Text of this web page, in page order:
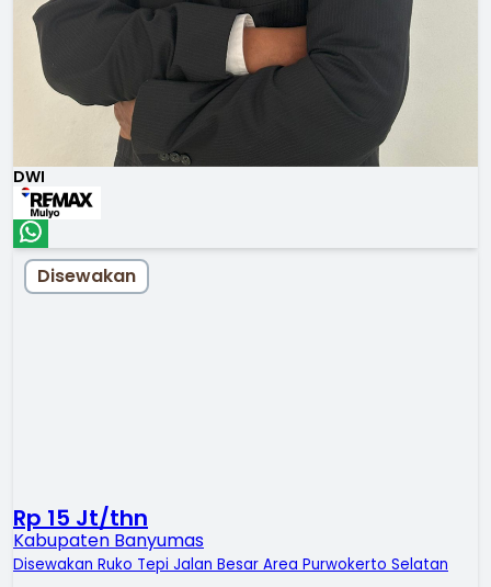
DWI
Disewakan
Rp 15 Jt/thn
Kabupaten Banyumas
Disewakan Ruko Tepi Jalan Besar Area Purwokerto Selatan